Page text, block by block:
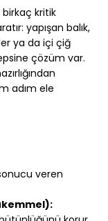
kritik
yapışan balık,
ya da içi çiğ
çözüm var.
adım ele
veren